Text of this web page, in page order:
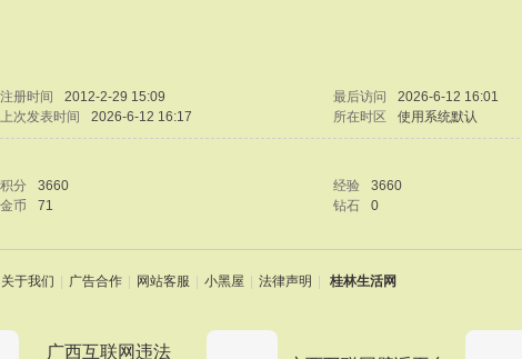
注册时间 2012-2-29 15:09 最后访问
2026-6-12 16:01
上次发表时间 2026-6-12 16:17 所在时区 使用系统默认
积分 3660 经验
3660
金币 71 钻石 0
关于我们 广告合作 网站客服 小黑屋 法律声明 桂林生活网
广西互联网违法